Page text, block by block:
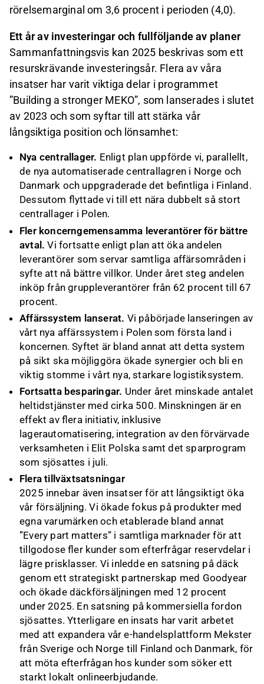
rörelsemarginal om 3,6 procent i perioden (4,0).
Ett år av investeringar och fullföljande av planer
Sammanfattningsvis kan 2025 beskrivas som ett
resurskrävande investeringsår. Flera av våra
insatser har varit viktiga delar i programmet
”Building a stronger MEKO”, som lanserades i slutet
av 2023 och som syftar till att stärka vår
långsiktiga position och lönsamhet:
Nya centrallager. Enligt plan uppförde vi, parallellt,
de nya automatiserade centrallagren i Norge och
Danmark och uppgraderade det befintliga i Finland.
Dessutom flyttade vi till ett nära dubbelt så stort
centrallager i Polen.
Fler koncerngemensamma leverantörer för bättre
avtal. Vi fortsatte enligt plan att öka andelen
leverantörer som servar samtliga affärsområden i
syfte att nå bättre villkor. Under året steg andelen
inköp från gruppleverantörer från 62 procent till 67
procent.
Affärssystem lanserat. Vi påbörjade lanseringen av
vårt nya affärssystem i Polen som första land i
koncernen. Syftet är bland annat att detta system
på sikt ska möjliggöra ökade synergier och bli en
viktig stomme i vårt nya, starkare logistiksystem.
Fortsatta besparingar. Under året minskade antalet
heltidstjänster med cirka 500. Minskningen är en
effekt av flera initiativ, inklusive
lagerautomatisering, integration av den förvärvade
verksamheten i Elit Polska samt det sparprogram
som sjösattes i juli.
Flera tillväxtsatsningar
2025 innebar även insatser för att långsiktigt öka
vår försäljning. Vi ökade fokus på produkter med
egna varumärken och etablerade bland annat
”Every part matters” i samtliga marknader för att
tillgodose fler kunder som efterfrågar reservdelar i
lägre prisklasser. Vi inledde en satsning på däck
genom ett strategiskt partnerskap med Goodyear
och ökade däckförsäljningen med 12 procent
under 2025. En satsning på kommersiella fordon
sjösattes. Ytterligare en insats har varit arbetet
med att expandera vår e-handelsplattform Mekster
från Sverige och Norge till Finland och Danmark, för
att möta efterfrågan hos kunder som söker ett
starkt lokalt onlineerbjudande.